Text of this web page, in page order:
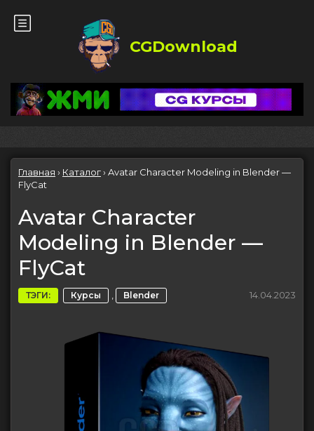
CGDownload
Главная › Каталог› Avatar Character Modeling in Blender —
FlyCat
Avatar Character
Modeling in Blender —
FlyCat
ТЭГИ: Курсы , Blender 14.04.2023